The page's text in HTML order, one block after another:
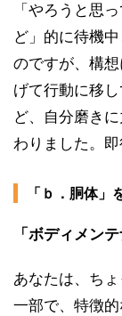
「やろうと思
ど」的に待機
のですが、構
げて行動に移
ど、自分磨き
わりました。
「ｂ．胴体
「ボディメンテ
あなたは、ち
一部で、特徴